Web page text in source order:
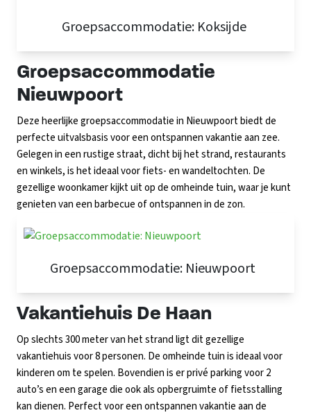
Groepsaccommodatie: Koksijde
Groepsaccommodatie
Nieuwpoort
Deze heerlijke groepsaccommodatie in Nieuwpoort biedt de
perfecte uitvalsbasis voor een ontspannen vakantie aan zee.
Gelegen in een rustige straat, dicht bij het strand, restaurants
en winkels, is het ideaal voor fiets- en wandeltochten. De
gezellige woonkamer kijkt uit op de omheinde tuin, waar je kunt
genieten van een barbecue of ontspannenin de zon.
Groepsaccommodatie: Nieuwpoort
Vakantiehuis De Haan
Op slechts 300 meter van het strand ligt dit gezellige
vakantiehuis voor 8 personen. De omheinde tuin is ideaal voor
kinderen om te spelen. Bovendien is er privé parking voor 2
auto’s en een garage die ook als opbergruimte of fietsstalling
kan dienen. Perfect voor een ontspannen vakantie aan de